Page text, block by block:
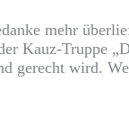
mehr
Kauz-Truppe
gerecht wird.